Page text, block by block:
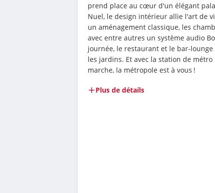
prend place au cœur d'un élégant
Nuel, le design intérieur allie l'art de
un aménagement classique, les
avec entre autres un système audio
journée, le restaurant et le bar-
les jardins. Et avec la station de
marche, la métropole est à vous !
Plus de détails